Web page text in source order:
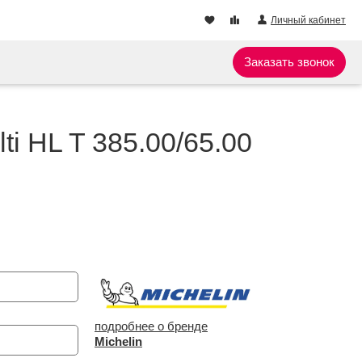
Личный кабинет
Заказать звонок
HL T 385.00/65.00
подробнее о бренде
Michelin